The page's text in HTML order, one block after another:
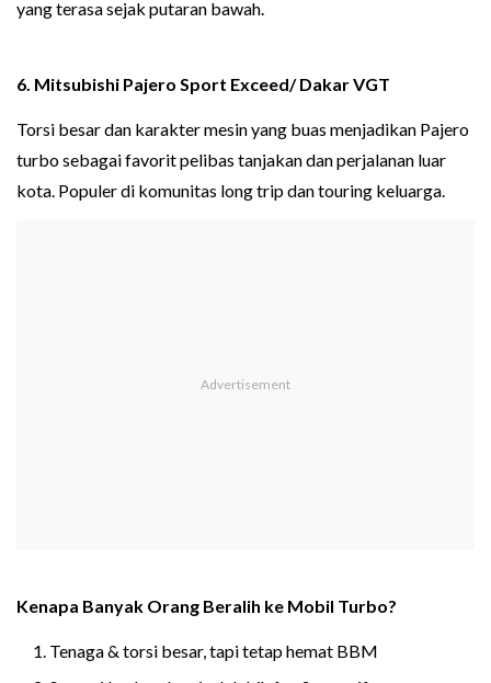
yang terasa sejak putaran bawah.
6. Mitsubishi Pajero Sport Exceed/ Dakar VGT
Torsi besar dan karakter mesin yang buas menjadikan Pajero
turbo sebagai favorit pelibas tanjakan dan perjalanan luar
kota. Populer di komunitas long trip dan touring keluarga.
Kenapa Banyak Orang Beralih ke Mobil Turbo?
Tenaga & torsi besar, tapi tetap hemat BBM